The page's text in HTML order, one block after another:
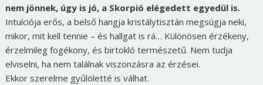
nem jönnek, úgy is jó, a Skorpió elégedett egyedül is.
Intuíciója erős, a belső hangja kristálytisztán megsúgja neki,
mikor, mit kell tennie – és hallgat is rá… Különösen érzékeny,
érzelmileg fogékony, és birtokló természetű. Nem tudja
elviselni, ha nem találnak viszonzásra az érzései.
Ekkor szerelme gyűlöletté is válhat.